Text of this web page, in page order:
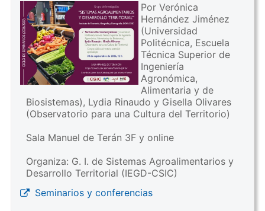
Por Verónica
Hernández Jiménez
(Universidad
Politécnica, Escuela
Técnica Superior de
Ingeniería
Agronómica,
Alimentaria y de
Biosistemas), Lydia Rinaudo y Gisella Olivares
(Observatorio para una Cultura del Territorio)
Sala Manuel de Terán 3F y online
Organiza: G. I. de Sistemas Agroalimentarios y
Desarrollo Territorial (IEGD-CSIC)
Seminarios y conferencias